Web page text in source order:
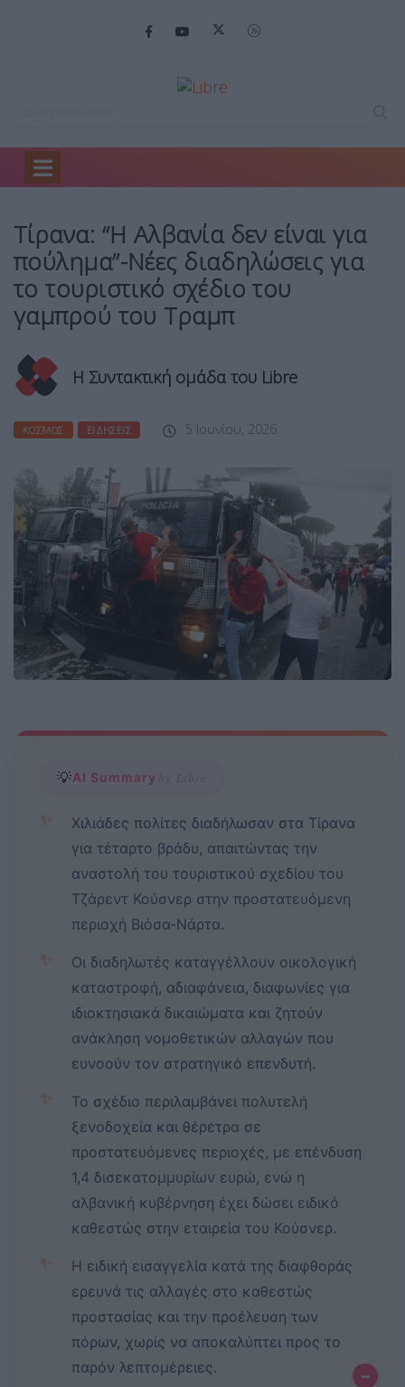
Home
Τίρανα: “Η Αλβανία δεν είναι για
πούλημα”-Νέες διαδηλώσεις για
το τουριστικό σχέδιο του
γαμπρού του Τραμπ
Η Συντακτική ομάδα του Libre
ΚΌΣΜΟΣ ΕΙΔΉΣΕΙΣ 5 Ιουνίου, 2026
💡AI Summary by Libre
✨
Χιλιάδες πολίτες διαδήλωσαν στα Τίρανα
για τέταρτο βράδυ, απαιτώντας την
αναστολή του τουριστικού σχεδίου του
Τζάρεντ Κούσνερ στην προστατευόμενη
περιοχή Βιόσα-Νάρτα.
✨
Οι διαδηλωτές καταγγέλλουν οικολογική
καταστροφή, αδιαφάνεια, διαφωνίες για
ιδιοκτησιακά δικαιώματα και ζητούν
ανάκληση νομοθετικών αλλαγών που
ευνοούν τον στρατηγικό επενδυτή.
✨
Το σχέδιο περιλαμβάνει πολυτελή
ξενοδοχεία και θέρετρα σε
προστατευόμενες περιοχές, με επένδυση
1,4 δισεκατομμυρίων ευρώ, ενώ η
αλβανική κυβέρνηση έχει δώσει ειδικό
καθεστώς στην εταιρεία του Κούσνερ.
✨
Η ειδική εισαγγελία κατά της διαφθοράς
ερευνά τις αλλαγές στο καθεστώς
προστασίας και την προέλευση των
πόρων, χωρίς να αποκαλύπτει προς το
παρόν λεπτομέρειες.
–